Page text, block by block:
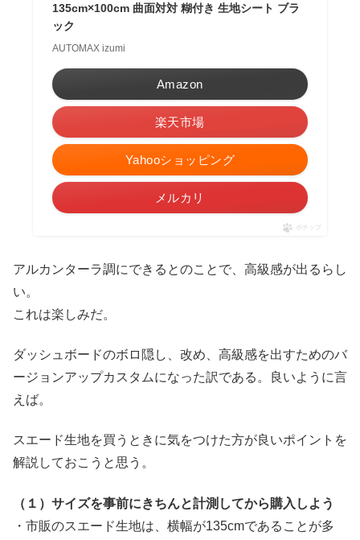
135cm×100cm 曲面対対 糊付き 生地シート ブラ
ック
AUTOMAX izumi
Amazon
楽天市場
Yahooショッピング
メルカリ
ポチップ
アルカンターラ調にできるとのことで、高級感が出るらし
い。
これは楽しみだ。
ダッシュボードのボロ隠し、改め、高級感を出すためのバ
ージョンアップカスタムになった訳である。良いように言
えば。
スエード生地を買うときに気をつけた方が良いポイントを
解説しておこうと思う。
（１）サイズを事前にきちんと計測してから購入しよう
・市販のスエード生地は、横幅が135cmであることが多